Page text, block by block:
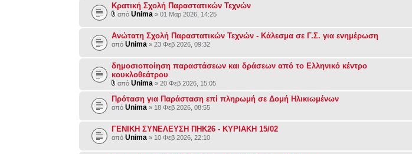
Κρατική Σχολή Παραστατικών Τεχνών
απόUnima » 01 Μαρ 2026, 14:25
Ανώτατη Σχολή Παραστατικών Τεχνών - Κάλεσμα σε Γ.Σ. για ενημέρωση
απόUnima » 23 Φεβ 2026, 09:32
δημοσιοποίηση παραστάσεων και δράσεων από τo Ελληνικό κέντρο
κουκλοθεάτρου
απόUnima » 20 Φεβ 2026, 15:05
Πρόταση για Παράσταση επί πληρωμή σε Δομή Ηλικιωμένων
απόUnima » 18 Φεβ 2026, 08:55
ΓΕΝΙΚΗ ΣΥΝΕΛΕΥΣΗ ΠΗΚ26 - ΚΥΡΙΑΚΗ 15/02
απόUnima » 10 Φεβ 2026, 22:10